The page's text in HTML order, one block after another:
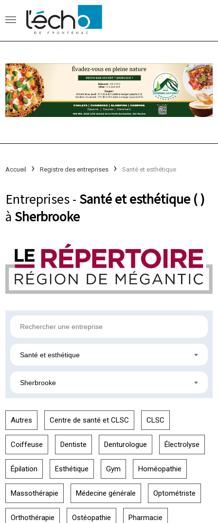
Accueil Registre des entreprises Santé et esthétique
Entreprises - Santé et esthétique ( )
à Sherbrooke
Santé et esthétique
Sherbrooke
Autres Centre de santé et CLSC CLSC
Coiffeuse Dentiste Denturologue Électrolyse
Épilation Esthétique Gym Homéopathie
Massothérapie Médecine générale Optométriste
Orthothérapie Ostéopathie Pharmacie